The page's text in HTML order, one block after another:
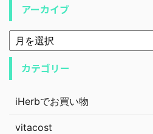
アーカイブ
カテゴリー
iHerbでお買い物
vitacost